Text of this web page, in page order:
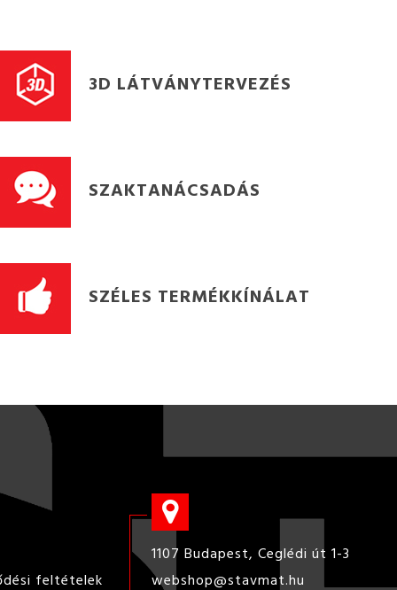
3D LÁTVÁNYTERVEZÉS
SZAKTANÁCSADÁS
SZÉLES TERMÉKKÍNÁLAT
feltételek
1107 Budapest, Ceglédi út 1-3
webshop@stavmat.hu